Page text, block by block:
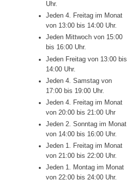
Uhr.
Jeden 4. Freitag im Monat
von 13:00 bis 14:00 Uhr.
Jeden Mittwoch von 15:00
bis 16:00 Uhr.
Jeden Freitag von 13:00 bis
14:00 Uhr.
Jeden 4. Samstag von
17:00 bis 19:00 Uhr.
Jeden 4. Freitag im Monat
von 20:00 bis 21:00 Uhr
Jeden 2. Sonntag im Monat
von 14:00 bis 16:00 Uhr.
Jeden 1. Freitag im Monat
von 21:00 bis 22:00 Uhr.
Jeden 1. Montag im Monat
von 22:00 bis 24:00 Uhr.